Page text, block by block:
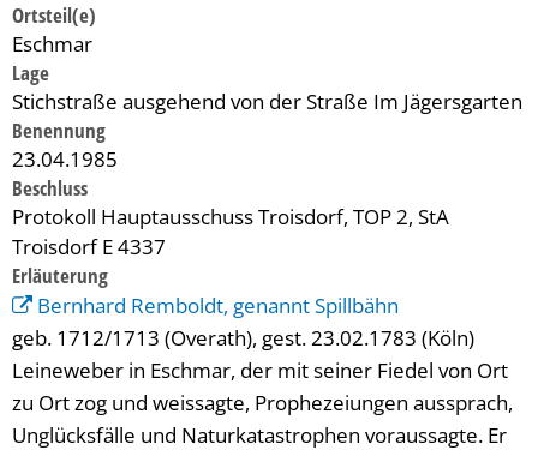
Ortsteil(e)
Eschmar
Lage
Stichstraße ausgehend von der Straße Im Jägersgarten
Benennung
23.04.1985
Beschluss
Protokoll Hauptausschuss Troisdorf, TOP 2, StA
Troisdorf E 4337
Erläuterung
Bernhard Remboldt, genannt Spillbähn
geb. 1712/1713 (Overath), gest. 23.02.1783 (Köln)
Leineweber in Eschmar, der mit seiner Fiedel von Ort
zu Ort zog und weissagte, Prophezeiungen aussprach,
Unglücksfälle und Naturkatastrophen voraussagte. Er